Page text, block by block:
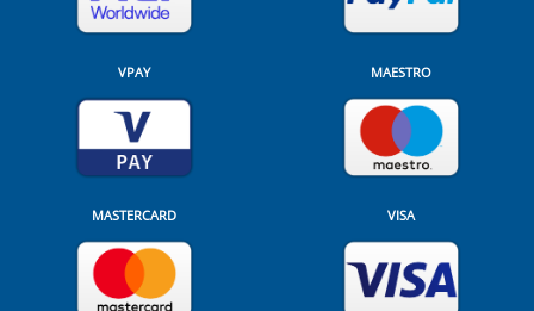
VPAY MAESTRO
MASTERCARD VISA